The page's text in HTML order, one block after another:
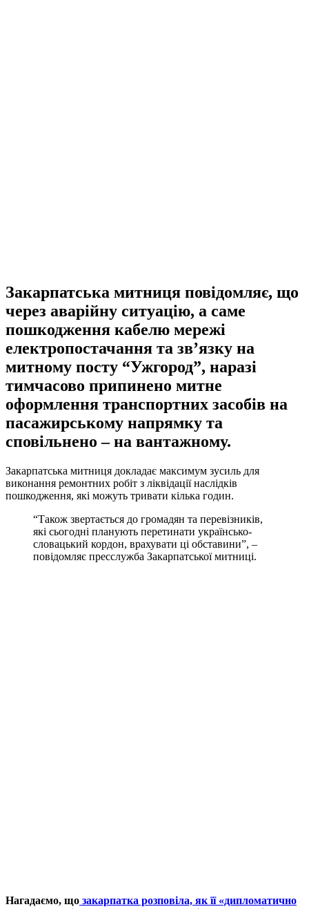
Закарпатська митниця повідомляє, що
через аварійну ситуацію, а саме
пошкодження кабелю мережі
електропостачання та зв’язку на
митному посту “Ужгород”, наразі
тимчасово припинено митне
оформлення транспортних засобів на
пасажирському напрямку та
сповільнено – на вантажному.
Закарпатська митниця докладає максимум зусиль для
виконання ремонтних робіт з ліквідації наслідків
пошкодження, які можуть тривати кілька годин.
“Також звертається до громадян та перевізників,
які сьогодні планують перетинати українсько-
словацький кордон, врахувати ці обставини”, –
повідомляє пресслужба Закарпатської митниці.
Нагадаємо, що закарпатка розповіла, як її «дипломатично